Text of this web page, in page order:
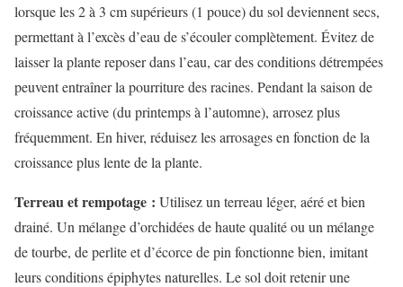
lorsque les 2 à 3 cm supérieurs (1 pouce) du sol deviennent secs,
permettant à l’excès d’eau de s’écouler complètement. Évitez de
laisser la plante reposer dans l’eau, car des conditions détrempées
peuvent entraîner la pourriture des racines. Pendant la saison de
croissance active (du printemps à l’automne), arrosez plus
fréquemment. En hiver, réduisez les arrosages en fonction de la
croissance plus lente de la plante.
Terreau et rempotage : Utilisez un terreau léger, aéré et bien
drainé. Un mélange d’orchidées de haute qualité ou un mélange
de tourbe, de perlite et d’écorce de pin fonctionne bien, imitant
leurs conditions épiphytes naturelles. Le sol doit retenir une